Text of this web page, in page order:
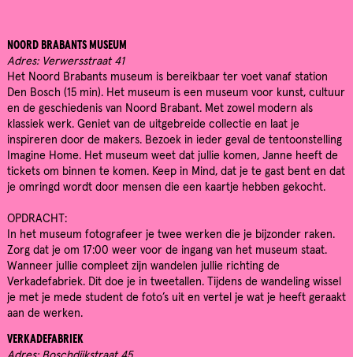
NOORD BRABANTS MUSEUM
Adres: Verwersstraat 41
Het Noord Brabants museum is bereikbaar ter voet vanaf station
Den Bosch (15 min). Het museum is een museum voor kunst, cultuur
en de geschiedenis van Noord Brabant. Met zowel modern als
klassiek werk. Geniet van de uitgebreide collectie en laat je
inspireren door de makers. Bezoek in ieder geval de tentoonstelling
Imagine Home. Het museum weet dat jullie komen, Janne heeft de
tickets om binnen te komen. Keep in Mind, dat je te gast bent en dat
je omringd wordt door mensen die een kaartje hebben gekocht.
OPDRACHT:
In het museum fotografeer je twee werken die je bijzonder raken.
Zorg dat je om 17:00 weer voor de ingang van het museum staat.
Wanneer jullie compleet zijn wandelen jullie richting de
Verkadefabriek. Dit doe je in tweetallen. Tijdens de wandeling wissel
je met je mede student de foto’s uit en vertel je wat je heeft geraakt
aan de werken.
VERKADEFABRIEK